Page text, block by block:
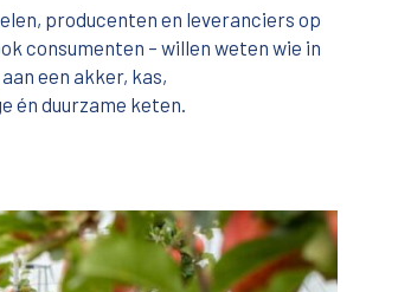
producenten en leveranciers op
consumenten – willen weten wie in
een akker, kas,
én duurzame keten.